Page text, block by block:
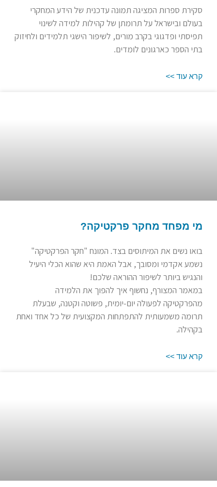
סקירת ספרות המציגה תמונה עדכנית של הידע המחקרי
בעולם ובישראל על תרומתן של קהילות למידה לשינוי
תפיסתי ופדגוגי בקרב מורים, לשיפור הישגי תלמידים ולחיזוק
בתי הספר כארגונים לומדים.
קרא עוד >>
מי מפחד מחקר פרקטיקה?
בואו נשים את המיתוסים בצד. המונח "חקר הפרקטיקה"
נשמע אקדמי ומסובך, אבל האמת היא שהוא הכלי היעיל
והנגיש ביותר לשיפור ההוראה שלכם!
במאמר המצורף, נחשוף איך להפוך את הלמידה
מהפרקטיקה לפעולה יום-יומית, פשוטה וקטנה, שבעלת
תרומה משמעותית להתפתחות המקצועית של כל אחד ואחת
בקהילה.
קרא עוד >>